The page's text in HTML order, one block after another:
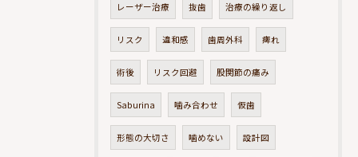
レーザー治療 抜歯 治療の繰り返し
リスク 違和感 歯周外科 痺れ
術後 リスク回避 股関節の痛み
Saburina 噛み合わせ 仮歯
形態の大切さ 噛めない 設計図